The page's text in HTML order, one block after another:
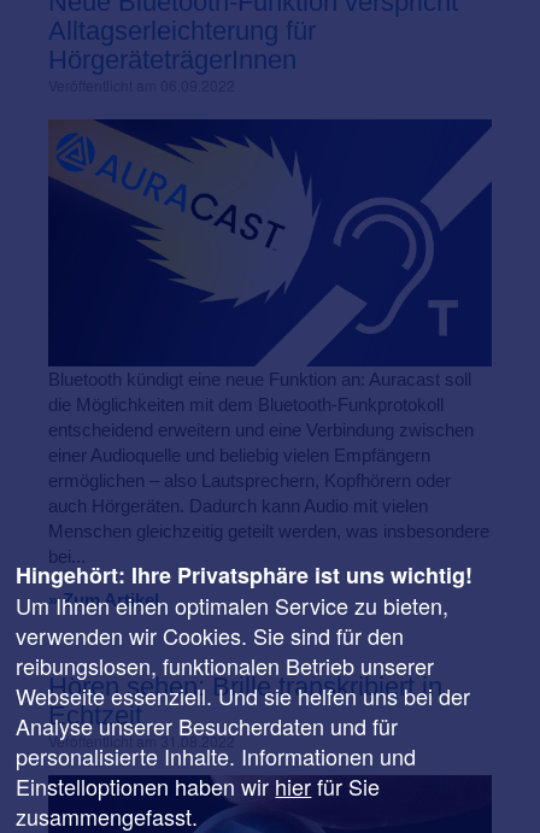
Alltagserleichterung für
HörgeräteträgerInnen
Bluetooth kündigt eine neue Funktion an: Auracast soll
die Möglichkeiten mit dem Bluetooth-Funkprotokoll
entscheidend erweitern und eine Verbindung zwischen
einer Audioquelle und beliebig vielen Empfängern
ermöglichen – also Lautsprechern, Kopfhörern oder
auch Hörgeräten. Dadurch kann Audio mit vielen
Menschen gleichzeitig geteilt werden, was insbesondere
bei...
» Zum Artikel
Hören sehen: Brille transkribiert in
Echtzeit
Veröffentlicht am 31.08.2022
Hingehört: Ihre Privatsphäre ist uns wichtig!
Um Ihnen einen optimalen Service zu bieten,
verwenden wir Cookies. Sie sind für den
reibungslosen, funktionalen Betrieb unserer
Webseite essenziell. Und sie helfen uns bei der
Analyse unserer Besucherdaten und für
personalisierte Inhalte. Informationen und
Einstelloptionen haben wirhierfür Sie
zusammengefasst.